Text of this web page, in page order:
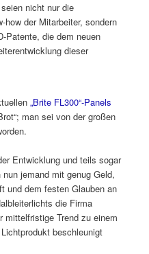
nicht nur die
how der Mitarbeiter, sondern
Patente, die dem neuen
dieser
„Brite FL300“-Panels
man sei von der großen
Entwicklung und teils sogar
jemand mit genug Geld,
und dem festen Glauben an
die Firma
mittelfristige Trend zu einem
beschleunigt